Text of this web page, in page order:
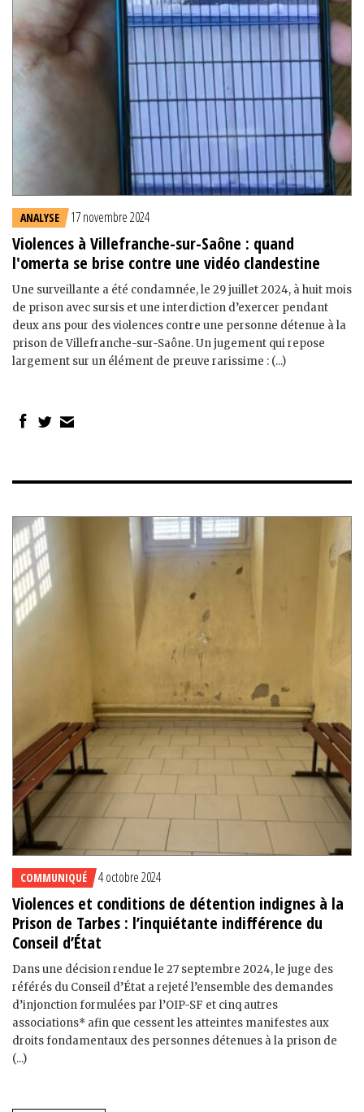
ANALYSE 17 novembre 2024
Violences à Villefranche-sur-Saône : quand
l'omerta se brise contre une vidéo clandestine
Une surveillante a été condamnée, le 29 juillet 2024, à huit mois
de prison avec sursis et une interdiction d’exercer pendant
deux ans pour des violences contre une personne détenue à la
prison de Villefranche-sur-Saône. Un jugement qui repose
largement sur un élément de preuve rarissime : (...)
COMMUNIQUÉ 4 octobre 2024
Violences et conditions de détention indignes à la
Prison de Tarbes : l’inquiétante indifférence du
Conseil d’État
Dans une décision rendue le 27 septembre 2024, le juge des
référés du Conseil d’État a rejeté l’ensemble des demandes
d’injonction formulées par l’OIP-SF et cinq autres
associations* afin que cessent les atteintes manifestes aux
droits fondamentaux des personnes détenues à la prison de
(...)